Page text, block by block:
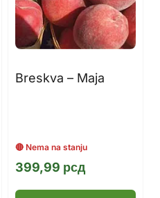
Breskva – Maja
399,99 рсд